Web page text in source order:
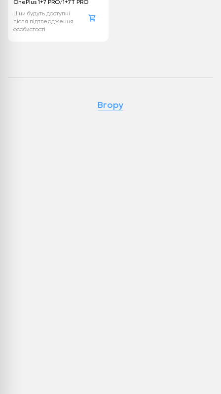
OnePlus 1+7 PRO/1+7T PRO
Ціни будуть доступні
після підтвердження
особистості
Вгору